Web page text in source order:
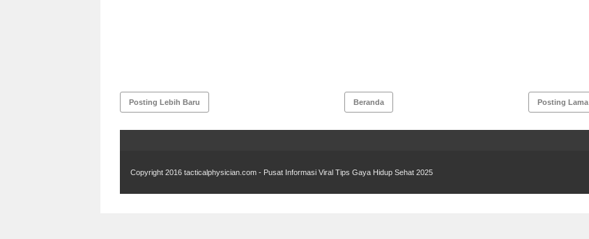
Posting Lebih Baru Posting Lama
Beranda
Copyright 2016 tacticalphysician.com - Pusat Informasi Viral Tips Gaya Hidup Sehat 2025